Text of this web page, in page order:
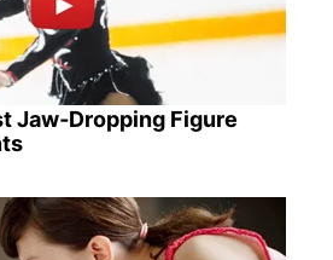
Jaw‑Dropping Figure